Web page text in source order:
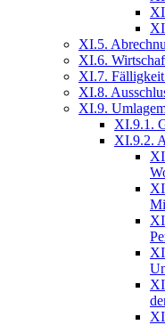
XI.5.
XI.6.
XI.7. Fälligkeit
XI.8.
XI.9.
XI.9.1.
XI.9.2.